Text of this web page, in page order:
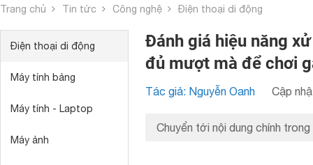
Trang chủ Tin tức Công nghệ Điện thoại di động
Điện thoại di động
Máy tính bảng
Máy tính - Laptop
Máy ảnh
Đánh giá hiệu năng
đủ mượt mà để chơi
Tác giả: Nguyễn Oanh Cập
Chuyển tới nội dung chính trong